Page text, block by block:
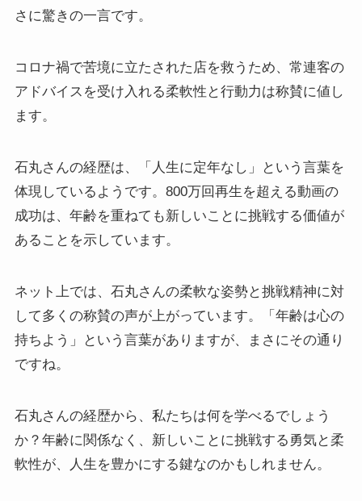
さに驚きの一言です。
コロナ禍で苦境に立たされた店を救うため、常連客の
アドバイスを受け入れる柔軟性と行動力は称賛に値し
ます。
石丸さんの経歴は、「人生に定年なし」という言葉を
体現しているようです。800万回再生を超える動画の
成功は、年齢を重ねても新しいことに挑戦する価値が
あることを示しています。
ネット上では、石丸さんの柔軟な姿勢と挑戦精神に対
して多くの称賛の声が上がっています。「年齢は心の
持ちよう」という言葉がありますが、まさにその通り
ですね。
石丸さんの経歴から、私たちは何を学べるでしょう
か？年齢に関係なく、新しいことに挑戦する勇気と柔
軟性が、人生を豊かにする鍵なのかもしれません。